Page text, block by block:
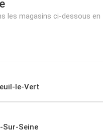
les magasins ci-dessous
le-Vert
Sur-Seine